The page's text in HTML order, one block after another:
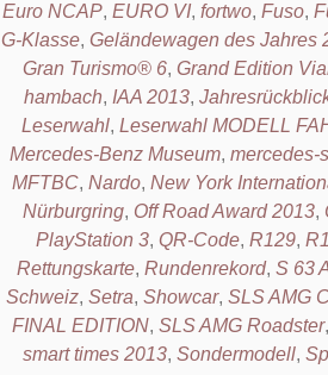
Euro NCAP, EURO VI, fortwo, Fuso,
G-Klasse, Geländewagen des Jahres
Gran Turismo® 6, Grand Edition
hambach, IAA 2013,
Leserwahl, Leserwahl MODELL
Mercedes-Benz Museum, mercedes-
MFTBC, Nardo, New York
Nürburgring, Off Road Award 2013,
PlayStation 3, QR-Code, R129,
Rettungskarte, Rundenrekord, S 63
Schweiz, Setra, Showcar, SLS AMG
FINAL EDITION, SLS AMG Roadster
smart times 2013, Sondermodell,